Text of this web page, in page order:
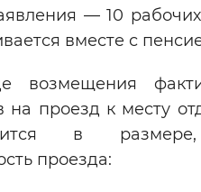
— 10
вместе с
возмещения
на проезд к месту
в
проезда: